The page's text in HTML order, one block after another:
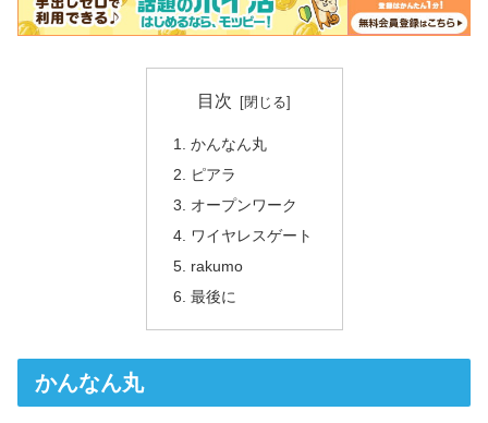
目次
かんなん丸
ピアラ
オープンワーク
ワイヤレスゲート
rakumo
最後に
かんなん丸